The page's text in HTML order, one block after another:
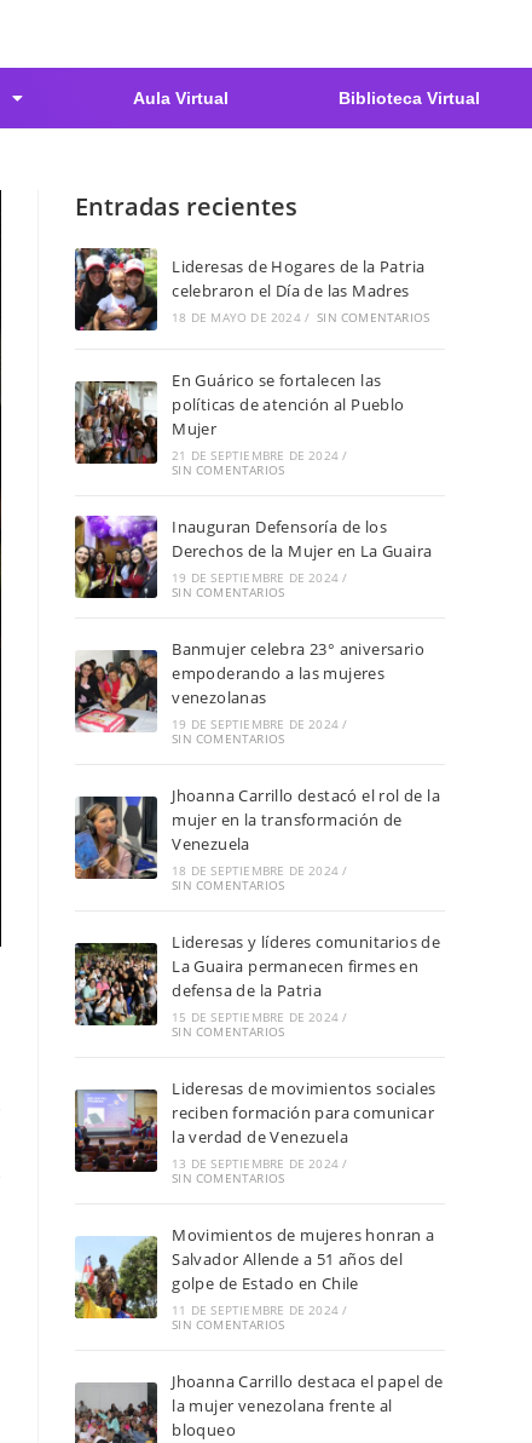
Aula Virtual Biblioteca Virtual
Entradas recientes
Lideresas de Hogares de la Patria
celebraron el Día de las Madres
18 DE MAYO DE 2024 / SIN COMENTARIOS
En Guárico se fortalecen las
políticas de atención al Pueblo
Mujer
21 DE SEPTIEMBRE DE 2024 /
SIN COMENTARIOS
Inauguran Defensoría de los
Derechos de la Mujer en La Guaira
19 DE SEPTIEMBRE DE 2024 /
SIN COMENTARIOS
Banmujer celebra 23° aniversario
empoderando a las mujeres
venezolanas
19 DE SEPTIEMBRE DE 2024 /
SIN COMENTARIOS
Jhoanna Carrillo destacó el rol de la
mujer en la transformación de
Venezuela
18 DE SEPTIEMBRE DE 2024 /
SIN COMENTARIOS
Lideresas y líderes comunitarios de
La Guaira permanecen firmes en
defensa de la Patria
15 DE SEPTIEMBRE DE 2024 /
SIN COMENTARIOS
Lideresas de movimientos sociales
reciben formación para comunicar
la verdad de Venezuela
13 DE SEPTIEMBRE DE 2024 /
SIN COMENTARIOS
Movimientos de mujeres honran a
Salvador Allende a 51 años del
golpe de Estado en Chile
11 DE SEPTIEMBRE DE 2024 /
SIN COMENTARIOS
Jhoanna Carrillo destaca el papel de
la mujer venezolana frente al
bloqueo